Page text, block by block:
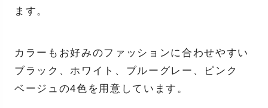
ます。
カラーもお好みのファッションに合わせやすい
ブラック、ホワイト、ブルーグレー、ピンク
ベージュの4色を用意しています。